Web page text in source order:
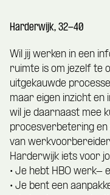
Harderwijk, 32-40
Wil jij werken in een
ruimte is om jezelf te
uitgekauwde
maar eigen inzicht
wil je daarnaast mee
procesverbetering en
van
Harderwijk iets voor
• Je hebt HBO werk-
• Je bent een